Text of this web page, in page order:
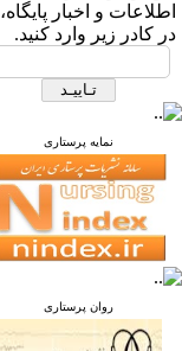
اطلاعات و اخبار پایگاه،
در کادر زیر وارد کنید.
نمایه پرستاری
روان پرستاری